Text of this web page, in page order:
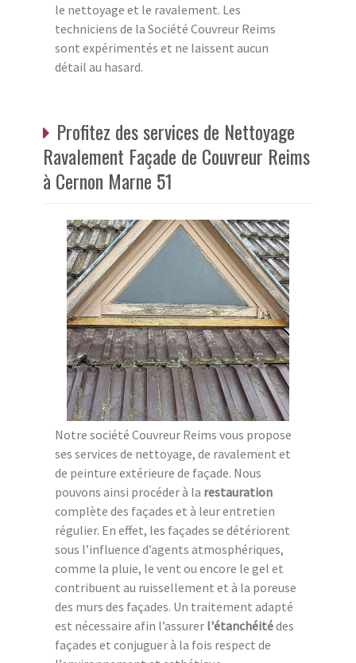
le nettoyage et le ravalement. Les
techniciens de la Société Couvreur Reims
sont expérimentés et ne laissent aucun
détail au hasard.
Profitez des services de Nettoyage
Ravalement Façade de Couvreur Reims
à Cernon Marne 51
Notre société Couvreur Reims vous propose
ses services de nettoyage, de ravalement et
de peinture extérieure de façade. Nous
pouvons ainsi procéder à la restauration
complète des façades et à leur entretien
régulier. En effet, les façades se détériorent
sous l’influence d’agents atmosphériques,
comme la pluie, le vent ou encore le gel et
contribuent au ruissellement et à la poreuse
des murs des façades. Un traitement adapté
est nécessaire afin l’assurer l'étanchéitédes
façades et conjuguer à la fois respect de